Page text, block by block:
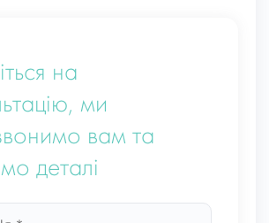
на
ми
вам та
деталі